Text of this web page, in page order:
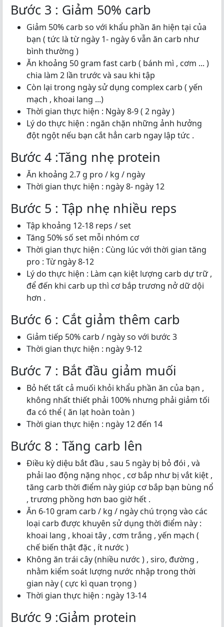
Bước 3 : Giảm 50% carb
Giảm 50% carb so với khẩu phần ăn hiện tại của
bạn ( tức là từ ngày 1- ngày 6 vẫn ăn carb như
bình thường )
Ăn khoảng 50 gram fast carb ( bánh mì , cơm ... )
chia làm 2 lần trước và sau khi tập
Còn lại trong ngày sử dụng complex carb ( yến
mạch , khoai lang ...)
Thời gian thực hiện : Ngày 8-9 ( 2 ngày )
Lý do thực hiện : ngăn chặn những ảnh hưởng
đột ngột nếu bạn cắt hẳn carb ngay lập tức .
Bước 4 :Tăng nhẹ protein
Ăn khoảng 2.7 g pro / kg / ngày
Thời gian thực hiện : ngày 8- ngày 12
Bước 5 : Tập nhẹ nhiều reps
Tập khoảng 12-18 reps / set
Tăng 50% số set mỗi nhóm cơ
Thời gian thực hiện : Cùng lúc với thời gian tăng
pro : Từ ngày 8-12
Lý do thực hiện : Làm cạn kiệt lượng carb dự trữ ,
để đến khi carb up thì cơ bắp trương nở dữ dội
hơn .
Bước 6 : Cắt giảm thêm carb
Giảm tiếp 50% carb / ngày so với bước 3
Thời gian thực hiện : ngày 9-12
Bước 7 : Bắt đầu giảm muối
Bỏ hết tất cả muối khỏi khẩu phần ăn của bạn ,
không nhất thiết phải 100% nhưng phải giảm tối
đa có thể ( ăn lạt hoàn toàn )
Thời gian thực hiện : ngày 12 đến 14
Bước 8 : Tăng carb lên
Điều kỳ diệu bắt đầu , sau 5 ngày bị bỏ đói , và
phải lao động nặng nhọc , cơ bắp như bị vắt kiệt ,
tăng carb thời điểm này giúp cơ bắp bạn bùng nổ
, trương phồng hơn bao giờ hết .
Ăn 6-10 gram carb / kg / ngày chú trọng vào các
loại carb được khuyên sử dụng thời điểm này :
khoai lang , khoai tây , cơm trắng , yến mạch (
chế biến thật đặc , ít nước )
Không ăn trái cây (nhiều nước ) , siro, đường ,
nhằm kiểm soát lượng nước nhập trong thời
gian này ( cực kì quan trọng )
Thời gian thực hiện : ngày 13-14
Bước 9 :Giảm protein